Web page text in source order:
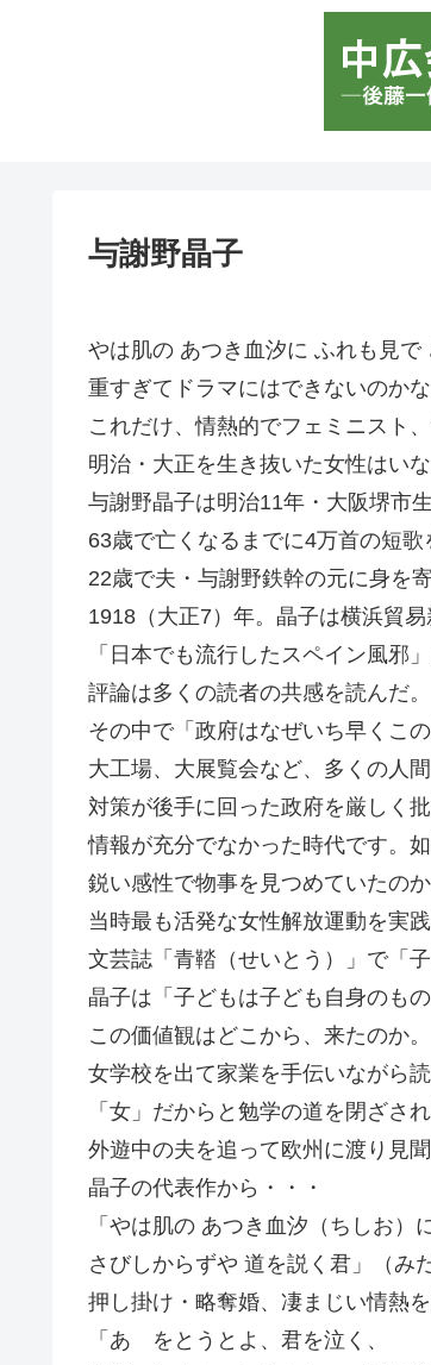
与謝野晶子
やは肌の あつき血汐に ふれも見
重すぎてドラマにはできないのかな
これだけ、情熱的でフェミニスト
明治・大正を生き抜いた女性はいな
与謝野晶子は明治11年・大阪堺市
63歳で亡くなるまでに4万首の短
22歳で夫・与謝野鉄幹の元に身を
1918（大正7）年。晶子は横浜貿
「日本でも流行したスペイン風邪
評論は多くの読者の共感を読んだ
その中で「政府はなぜいち早くこ
大工場、大展覧会など、多くの人
対策が後手に回った政府を厳しく批
情報が充分でなかった時代です。
鋭い感性で物事を見つめていたの
当時最も活発な女性解放運動を実
文芸誌「青鞜（せいとう）」で「
晶子は「子どもは子ども自身のも
この価値観はどこから、来たのか。
女学校を出て家業を手伝いながら
「女」だからと勉学の道を閉ざさ
外遊中の夫を追って欧州に渡り見
晶子の代表作から・・・
「やは肌の あつき血汐（ちしお）
さびしからずや 道を説く君」（み
押し掛け・略奪婚、凄まじい情熱を
「あゝをとうとよ、君を泣く、